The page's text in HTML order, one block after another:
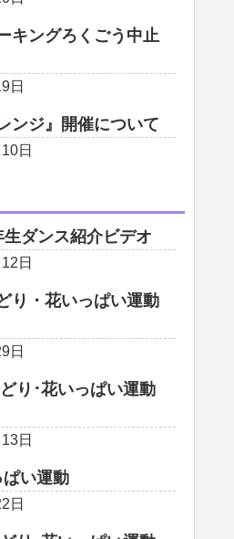
キングろくごう中止
日
ンジ』開催について
日
ダンス紹介ビデオ
日
り・花いっぱい運動
日
り･花いっぱい運動
日
い運動
日